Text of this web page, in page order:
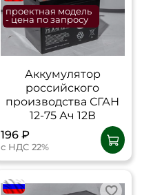
проектная модель
- цена по запросу
Аккумулятор
российского
производства СГАН
12-75 Ач 12В
196 ₽
с НДС 22%
flagRU